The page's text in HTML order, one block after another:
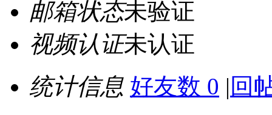
邮箱状态未验证
视频认证未认证
统计信息 好友数 0 | 回